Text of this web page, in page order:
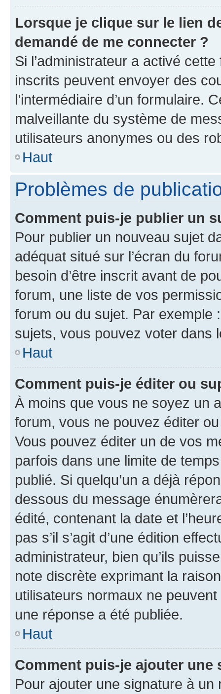
Lorsque je clique sur le lien
demandé de me connecter ?
Si l’administrateur a activé
inscrits peuvent envoyer des
l’intermédiaire d’un formulaire.
malveillante du système de
utilisateurs anonymes ou des
Haut
Problèmes de
Comment puis-je publier un
Pour publier un nouveau sujet
adéquat situé sur l’écran du
besoin d’être inscrit avant de
forum, une liste de vos
forum ou du sujet. Par exemple
sujets, vous pouvez voter dans
Haut
Comment puis-je éditer ou
À moins que vous ne soyez un
forum, vous ne pouvez éditer
Vous pouvez éditer un de vos
parfois dans une limite de
publié. Si quelqu’un a déjà
dessous du message
édité, contenant la date et
pas s’il s’agit d’une édition
administrateur, bien qu’ils
note discrète exprimant la
utilisateurs normaux ne
une réponse a été publiée.
Haut
Comment puis-je ajouter une
Pour ajouter une signature à un